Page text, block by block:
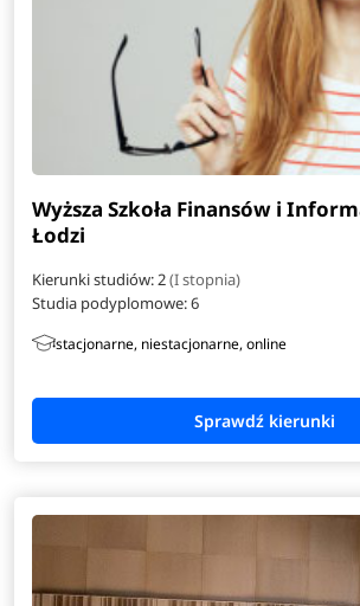
Wyższa Szkoła Finansów i
Łodzi
Kierunki studiów: 2(I stopnia)
Studia podyplomowe:6
stacjonarne, niestacjonarne, online